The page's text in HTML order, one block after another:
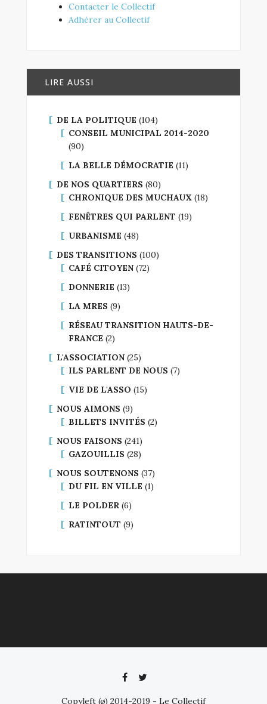
Contacter le Collectif
Adhérer au Collectif
LIRE AUSSI
DE LA POLITIQUE (104)
CONSEIL MUNICIPAL 2014-2020
(90)
LA BELLE DÉMOCRATIE (11)
DE NOS QUARTIERS (80)
CHRONIQUE DES MUCHAUX (18)
FENÊTRES QUI PARLENT (19)
URBANISME (48)
DES TRANSITIONS (100)
CAFÉ CITOYEN (72)
DONNERIE (13)
LA MRES (9)
RÉSEAU TRANSITION HAUTS-DE-
FRANCE (2)
L'ASSOCIATION (25)
ILS PARLENT DE NOUS (7)
VIE DE L'ASSO (15)
NOUS AIMONS (9)
BILLETS INVITÉS (2)
NOUS FAISONS (241)
GAZOUILLIS (28)
NOUS SOUTENONS (37)
DU FIL EN VILLE (1)
LE POLDER (6)
RATINTOUT (9)
Copyleft (ø) 2014-2019 - Le Collectif